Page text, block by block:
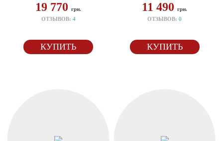
19 770грн.
ОТЗЫВОВ: 4
КУПИТЬ
11 490грн.
ОТЗЫВОВ:0
КУПИТЬ